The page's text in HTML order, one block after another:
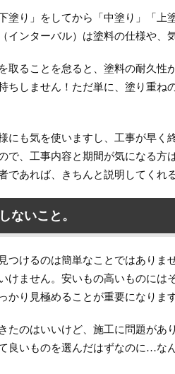
塗り」をしてから「中塗り」「
インターバル）は塗料の仕様や、
取ることを怠ると、塗料の耐久
ちしません！ただ単に、塗り重
にも気を使いますし、工事が早
で、工事内容と期間が気になる
であれば、きちんと説明してくれ
ないこと。
つけるのは簡単なことではあり
けません。安いもの高いものに
かり見極めることが重要になります
たのはいいけど、施工に問題が
良いものを選んだはずなのに…な